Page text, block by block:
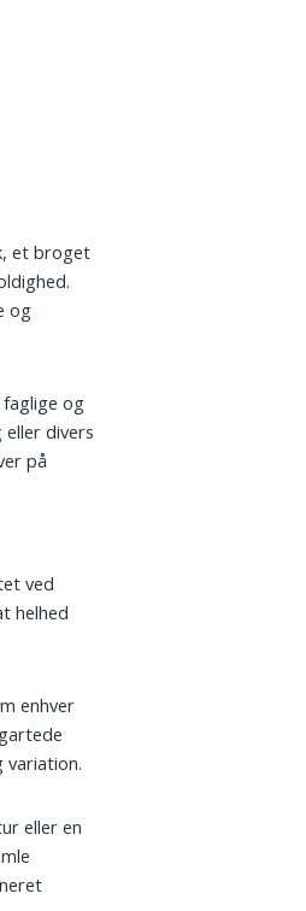
et broget
og
og
divers
på
ved
helhed
enhver
eller en